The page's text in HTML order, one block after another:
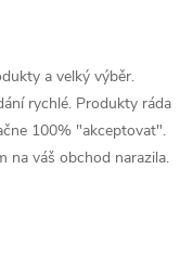
a velký výběr.
rychlé. Produkty ráda
100% "akceptovat".
na váš obchod narazila.